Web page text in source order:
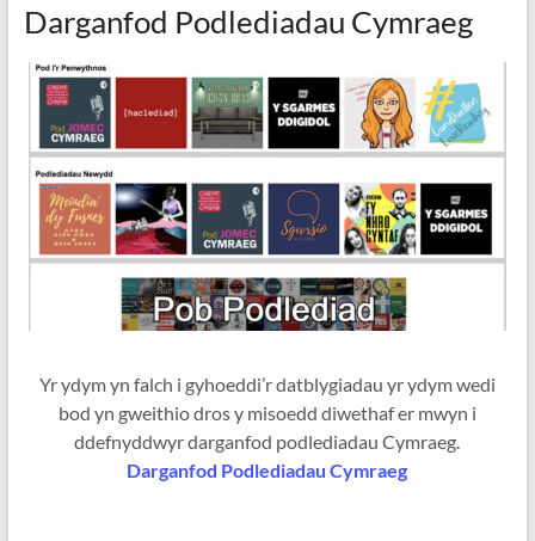
Darganfod Podlediadau Cymraeg
Yr ydym yn falch i gyhoeddi’r datblygiadau yr ydym wedi
bod yn gweithio dros y misoedd diwethaf er mwyn i
ddefnyddwyr darganfod podlediadau Cymraeg.
Darganfod Podlediadau Cymraeg